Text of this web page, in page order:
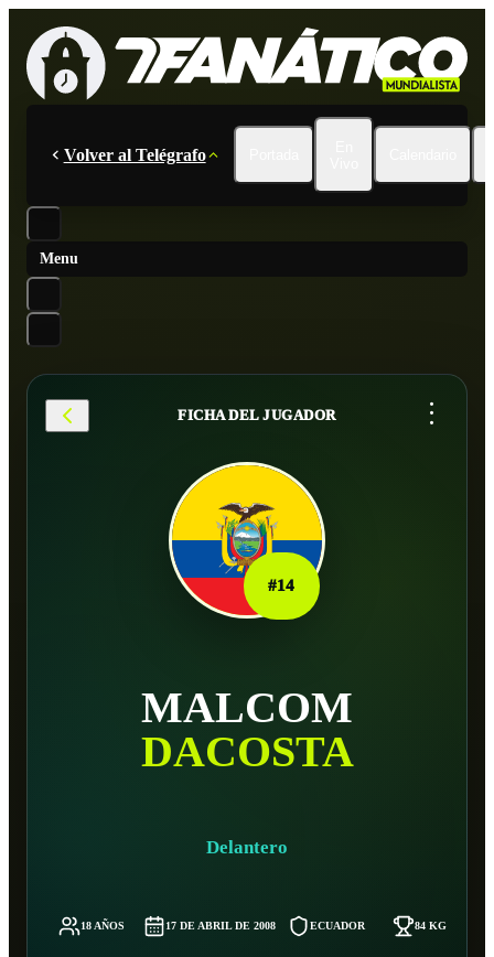
Volver al Telégrafo
Menu
FICHA DEL JUGADOR ...
#14
MALCOM
DACOSTA
Delantero
18 AÑOS 17 DE ABRIL DE 2008 ECUADOR 84 KG